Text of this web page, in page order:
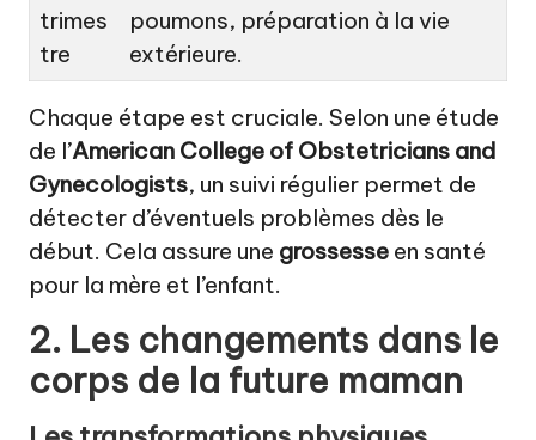
trimes
tre
poumons, préparation à la vie
extérieure.
Chaque étape est cruciale. Selon une étude
de l’American College of Obstetricians and
Gynecologists, un suivi régulier permet de
détecter d’éventuels problèmes dès le
début. Cela assure une grossesse en santé
pour la mère et l’enfant.
2. Les changements dans le
corps de la future maman